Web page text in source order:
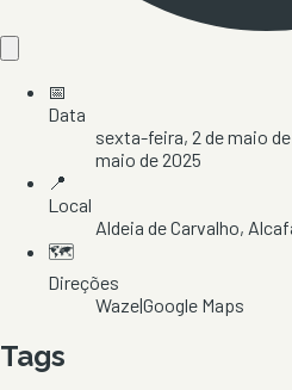
📅
Data
sexta-feira, 2 de maio
maio de 2025
📍
Local
Aldeia de Carvalho,
🗺️
Direções
Waze|Google Maps
Tags